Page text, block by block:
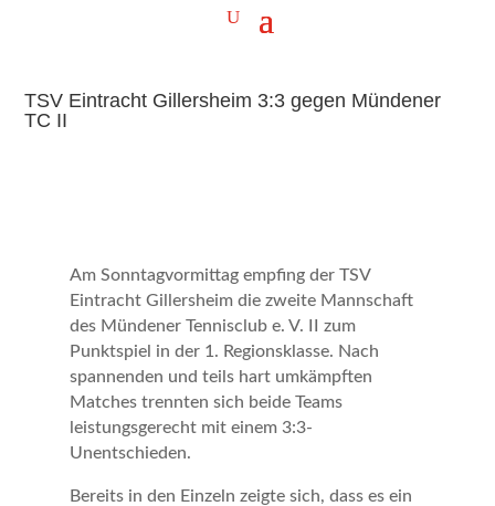
TSV Eintracht Gillersheim 3:3 gegen Mündener
TC II
Am Sonntagvormittag empfing der TSV
Eintracht Gillersheimdie zweite Mannschaft
des Mündener Tennisclub e. V. II
zum
Punktspiel in der 1. Regionsklasse. Nach
spannenden und teils hart umkämpften
Matches trennten sich beide Teams
leistungsgerecht mit einem 3:3-
Unentschieden.
Bereits in den Einzeln zeigte sich, dass es ein